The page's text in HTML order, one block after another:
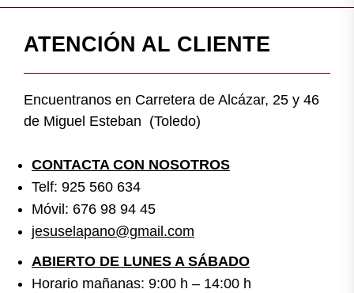
ATENCIÓN AL CLIENTE
Encuentranos en Carretera de Alcázar, 25 y 46
de Miguel Esteban (Toledo)
CONTACTA CON NOSOTROS
Telf: 925 560 634
Móvil: 676 98 94 45
jesuselapano@gmail.com
ABIERTO DE LUNES A SÁBADO
Horario mañanas: 9:00 h – 14:00 h